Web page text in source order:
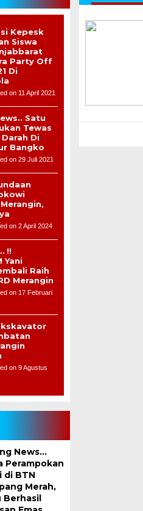
Kepesk
Siswa
Party Off
Di
on 11 April 2021
Satu
Tewas
Di
Bangko
on 29 Juli 2021
on 2 April 2024
!!
Yani
Raih
Merangin
on 17 Februari
on 9 Agustus
News…
Perampokan
di BTN
Merah,
Berhasil